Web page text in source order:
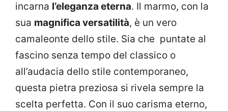
incarna l’eleganza eterna. Il marmo, con la
sua magnifica versatilità, è un vero
camaleonte dello stile. Sia che puntate al
fascino senza tempo del classico o
all’audacia dello stile contemporaneo,
questa pietra preziosa si rivela sempre la
scelta perfetta. Con il suo carisma eterno,